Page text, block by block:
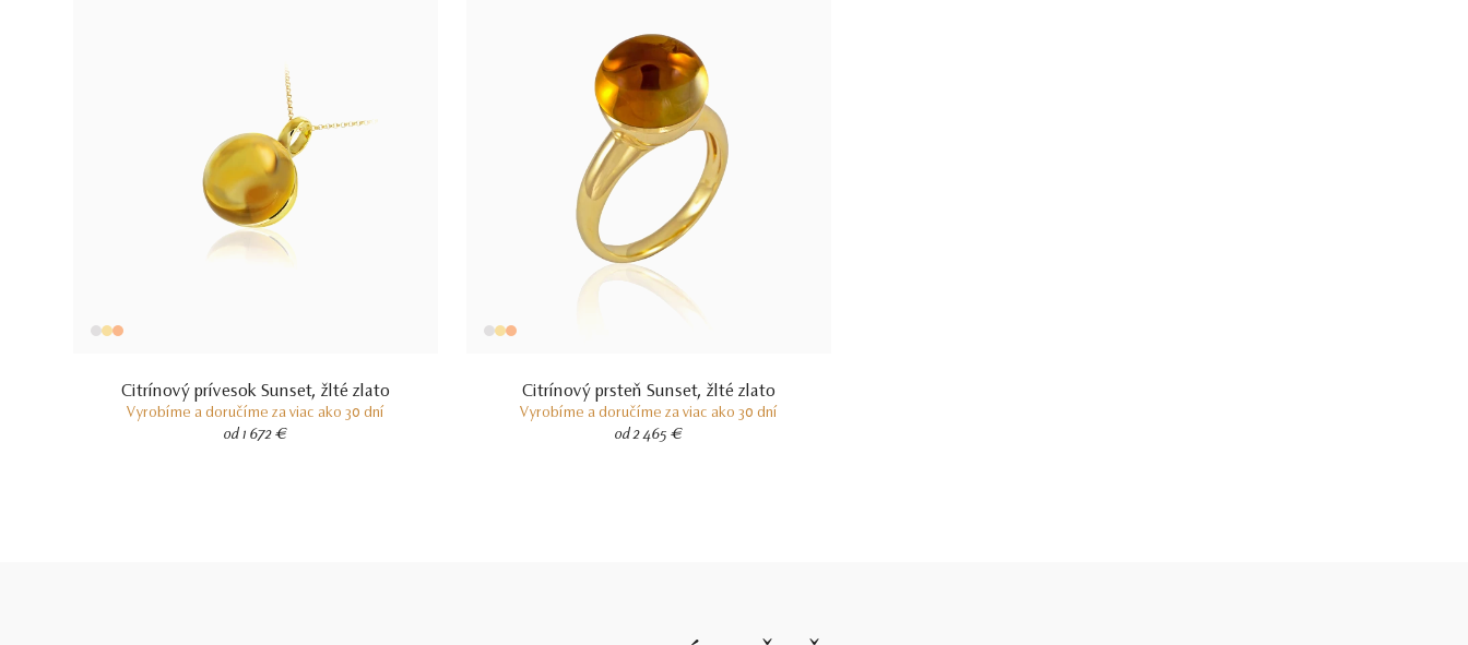
Citrínový prívesok Sunset, žlté zlato
Vyrobíme a doručíme za viac ako 30 dní
od 1 672 €
Citrínový prsteň Sunset, žlté zlato
Vyrobíme a doručíme za viac ako 30 dní
od 2 465 €